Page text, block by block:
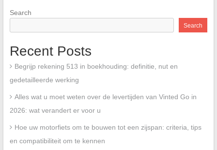
Search
Search
Recent Posts
Begrijp rekening 513 in boekhouding: definitie, nut en
gedetailleerde werking
Alles wat u moet weten over de levertijden van Vinted Go in
2026: wat verandert er voor u
Hoe uw motorfiets om te bouwen tot een zijspan: criteria, tips
en compatibiliteit om te kennen